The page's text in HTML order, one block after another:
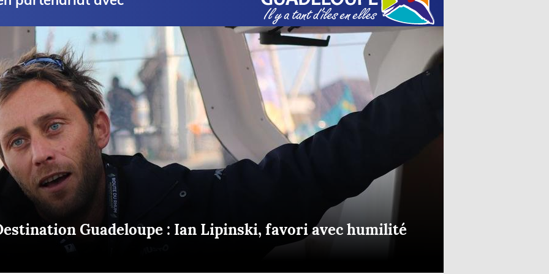
en mer
FLASH INFO
Guadeloupe : Ian Lipinski, favori avec humilité